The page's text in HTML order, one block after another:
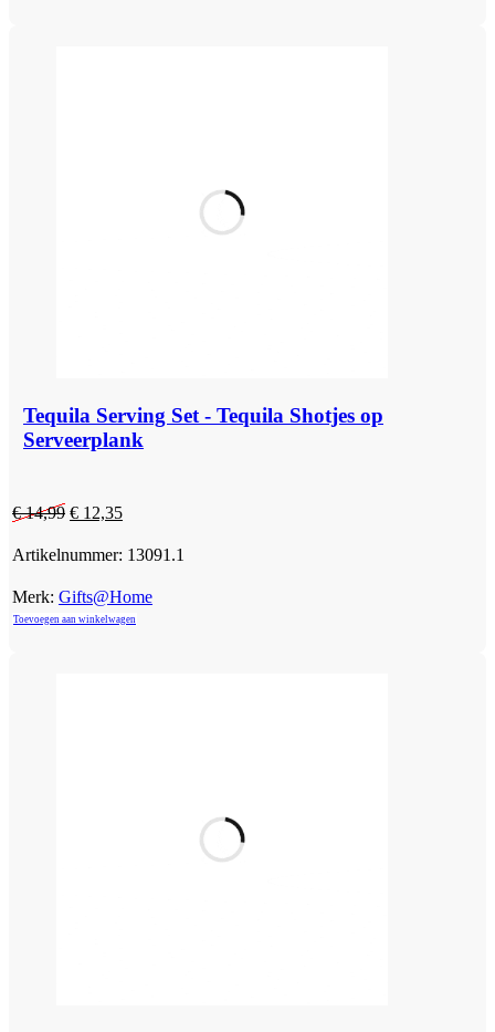
Tequila Serving Set - Tequila Shotjes op
Serveerplank
€14,99 Oorspronkelijke
was:
€ 12,35Huidige
is:
Artikelnummer: 13091.1
Merk: Gifts@Home
Toevoegen aan winkelwagen